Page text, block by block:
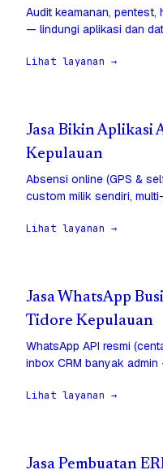
Audit keamanan, pentest,
— lindungi aplikasi dan
Lihat layanan →
Jasa Bikin Aplikasi
Kepulauan
Absensi online (GPS &
custom milik sendiri,
Lihat layanan →
Jasa WhatsApp
Tidore Kepulauan
WhatsApp API resmi
inbox CRM banyak
Lihat layanan →
Jasa Pembuatan